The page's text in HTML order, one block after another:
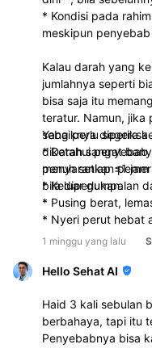
* Kondisi pada
meskipun
Kalau darah yang
jumlahnya seperti
bisa saja itu
teratur. Namun, jika
sebaiknya
diketahui penyebab
menyarankan
bila diperlukan.
Yang perlu segera
* Darah sangat
penuh setiap ≤1
* Keluar gumpalan
* Pusing berat,
* Nyeri perut hebat
1 minggu yang lalu
Hello Sehat AI
Haid 3 kali sebulan
berbahaya, tapi itu
Penyebabnya bisa